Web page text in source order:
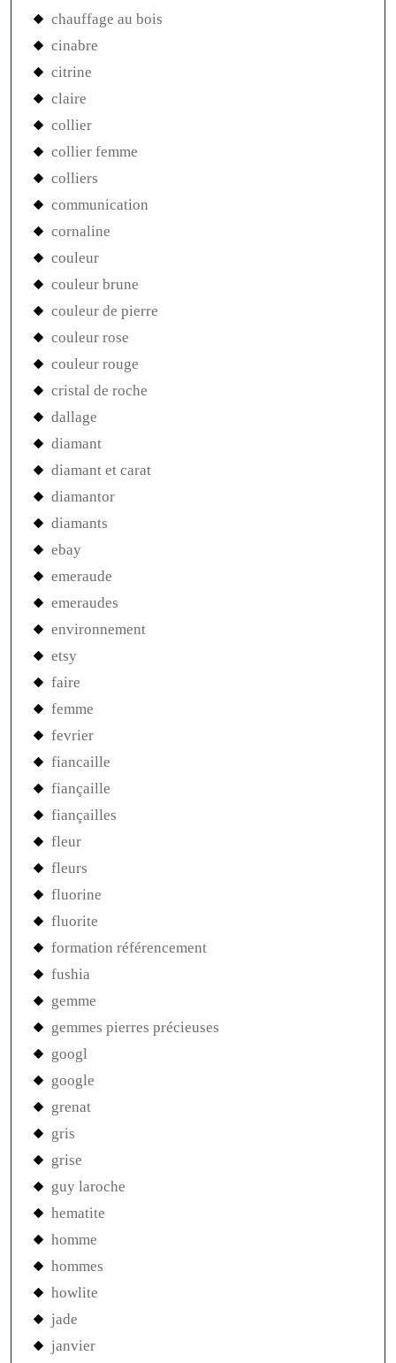
chauffage au bois
cinabre
citrine
claire
collier
collier femme
colliers
communication
cornaline
couleur
couleur brune
couleur de pierre
couleur rose
couleur rouge
cristal de roche
dallage
diamant
diamant et carat
diamantor
diamants
ebay
emeraude
emeraudes
environnement
etsy
faire
femme
fevrier
fiancaille
fiançaille
fiançailles
fleur
fleurs
fluorine
fluorite
formation référencement
fushia
gemme
gemmes pierres précieuses
googl
google
grenat
gris
grise
guy laroche
hematite
homme
hommes
howlite
jade
janvier